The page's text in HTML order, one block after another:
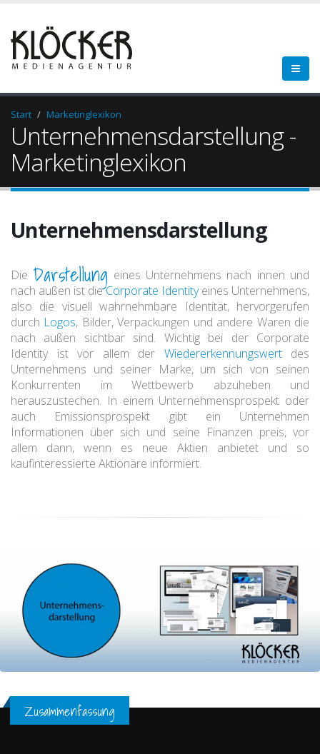
Start Marketinglexikon
Unternehmensdarstellung -
Marketinglexikon
Unternehmensdarstellung
Die Darstellung eines Unternehmens nach innen und
nach außen ist dieCorporate Identityeines Unternehmens,
also die visuell wahrnehmbare Identität, hervorgerufen
durch Logos, Bilder, Verpackungen und andere Waren die
nach außen sichtbar sind. Wichtig bei der Corporate
Identity ist vor allem der Wiedererkennungswertdes
Unternehmens und seiner Marke, um sich von seinen
Konkurrenten im Wettbewerb abzuheben und
herauszustechen. In einem Unternehmensprospekt oder
auch Emissionsprospekt gibt ein Unternehmen
Informationen über sich und seine Finanzen preis, vor
allem dann, wenn es neue Aktien anbietet und so
kaufinteressierte Aktionäre informiert.
Zusammenfassung